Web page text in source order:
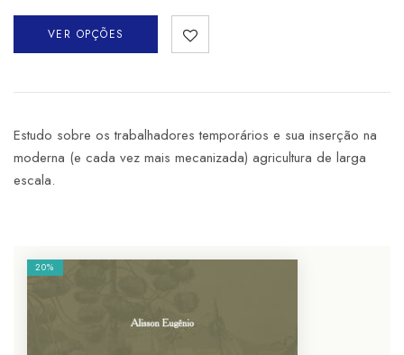
VER OPÇÕES
Estudo sobre os trabalhadores temporários e sua inserção na
moderna (e cada vez mais mecanizada) agricultura de larga
escala.
20%